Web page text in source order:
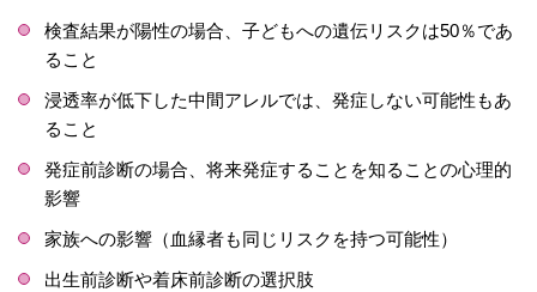
検査結果が陽性の場合、子どもへの遺伝リスクは50％であ
ること
浸透率が低下した中間アレルでは、発症しない可能性もあ
ること
発症前診断の場合、将来発症することを知ることの心理的
影響
家族への影響（血縁者も同じリスクを持つ可能性）
出生前診断や着床前診断の選択肢